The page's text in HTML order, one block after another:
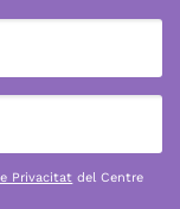
Privacitat del Centre